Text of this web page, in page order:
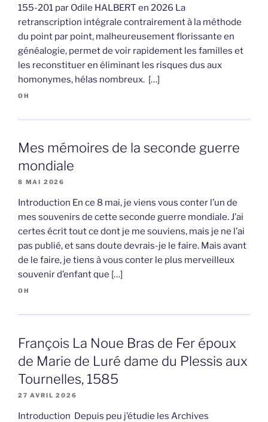
155-201 par Odile HALBERT en 2026 La
retranscription intégrale contrairement à la méthode
du point par point, malheureusement florissante en
généalogie, permet de voir rapidement les familles et
les reconstituer en éliminant les risques dus aux
homonymes, hélas nombreux. […]
OH
Mes mémoires de la seconde guerre
mondiale
8 MAI 2026
Introduction En ce 8 mai, je viens vous conter l’un de
mes souvenirs de cette seconde guerre mondiale. J’ai
certes écrit tout ce dont je me souviens, mais je ne l’ai
pas publié, et sans doute devrais-je le faire. Mais avant
de le faire, je tiens à vous conter le plus merveilleux
souvenir d’enfant que […]
OH
François La Noue Bras de Fer époux
de Marie de Luré dame du Plessis aux
Tournelles, 1585
27 AVRIL 2026
Introduction Depuis peu j’étudie les Archives